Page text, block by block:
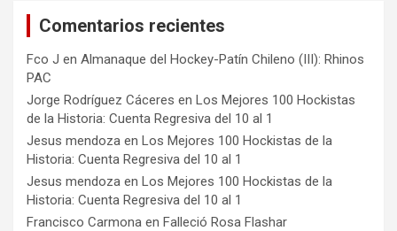
Comentarios recientes
Fco J en Almanaque del Hockey-Patín Chileno (III): Rhinos
PAC
Jorge Rodríguez Cáceres en Los Mejores 100 Hockistas
de la Historia: Cuenta Regresiva del 10 al 1
Jesus mendoza en Los Mejores 100 Hockistas de la
Historia: Cuenta Regresiva del 10 al 1
Jesus mendoza en Los Mejores 100 Hockistas de la
Historia: Cuenta Regresiva del 10 al 1
Francisco Carmona en Falleció Rosa Flashar